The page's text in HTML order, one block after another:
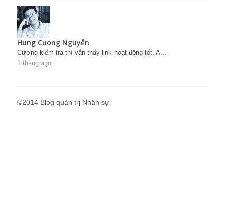
Hung Cuong Nguyễn
Cường kiểm tra thì vẫn thấy link hoạt động tốt. A...
1 tháng ago
©2014 Blog quản trị Nhân sự